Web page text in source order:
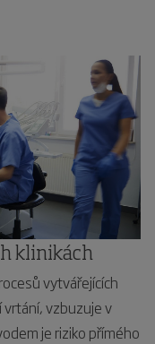
klinikách
vytvářejících
vrtání, vzbuzuje v
je riziko přímého